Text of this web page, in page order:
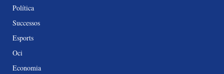
Política
Successos
Esports
Oci
Economia